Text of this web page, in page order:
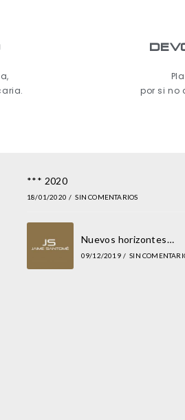
por si no
*** 2020
18/01/2020 / SIN COMENTARIOS
Nuevos horizontes…
09/12/2019 / SIN